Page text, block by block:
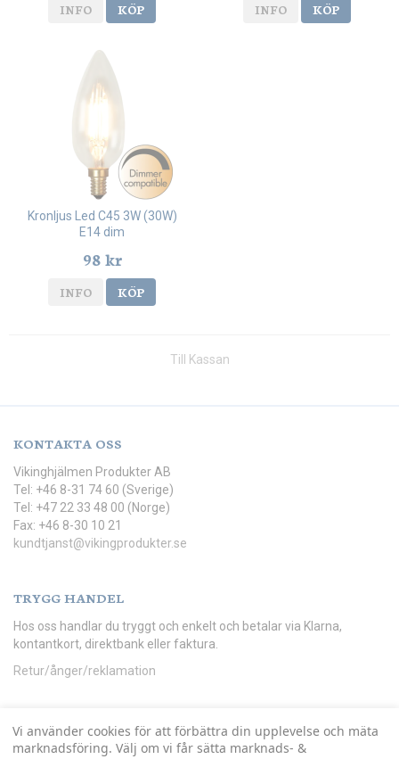
INFO KÖP INFO KÖP
Kronljus Led C45 3W (30W)
E14 dim
98 kr
INFO KÖP
Till Kassan
KONTAKTA OSS
Vikinghjälmen Produkter AB
Tel: +46 8-31 74 60 (Sverige)
Tel: +47 22 33 48 00 (Norge)
Fax: +46 8-30 10 21
kundtjanst@vikingprodukter.se
TRYGG HANDEL
Hos oss handlar du tryggt och enkelt och betalar via Klarna,
kontantkort, direktbank eller faktura.
Retur/ånger/reklamation
Vi använder cookies för att förbättra din upplevelse och mäta
marknadsföring. Välj om vi får sätta marknads- &